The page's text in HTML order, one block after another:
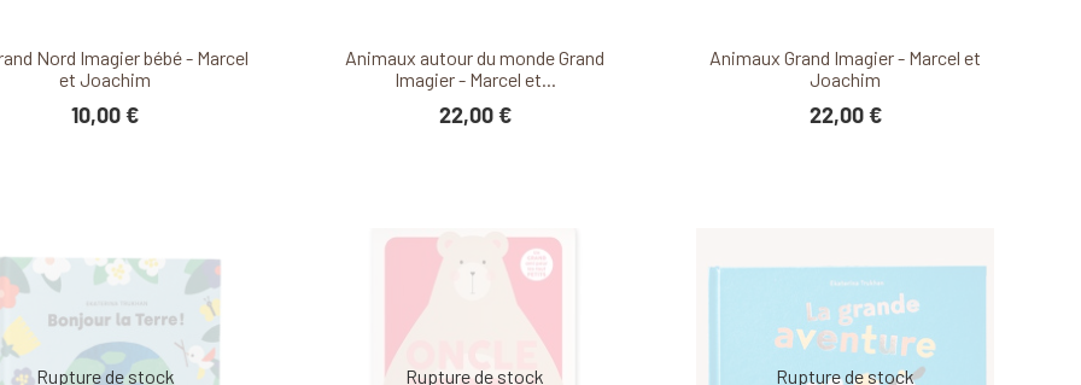
Nord Imagier bébé - Marcel
et Joachim
10,00 €
Animaux autour du monde Grand
Imagier - Marcel et...
22,00 €
Animaux Grand Imagier - Marcel et
Joachim
22,00 €